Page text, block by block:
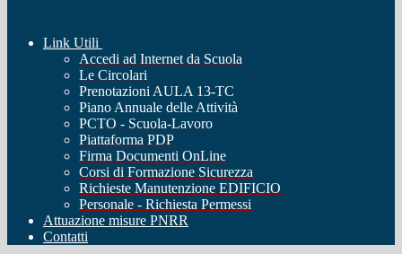
Link Utili
Accedi ad Internet da Scuola
Le Circolari
Prenotazioni AULA 13-TC
Piano Annuale delle Attività
PCTO - Scuola-Lavoro
Piattaforma PDP
Firma Documenti OnLine
Corsi di Formazione Sicurezza
Richieste Manutenzione EDIFICIO
Personale - Richiesta Permessi
Attuazione misure PNRR
Contatti